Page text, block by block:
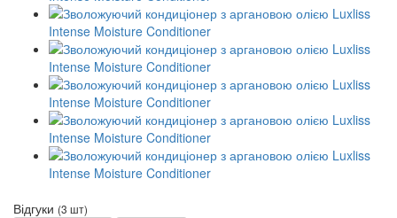
Відгуки (3 шт)